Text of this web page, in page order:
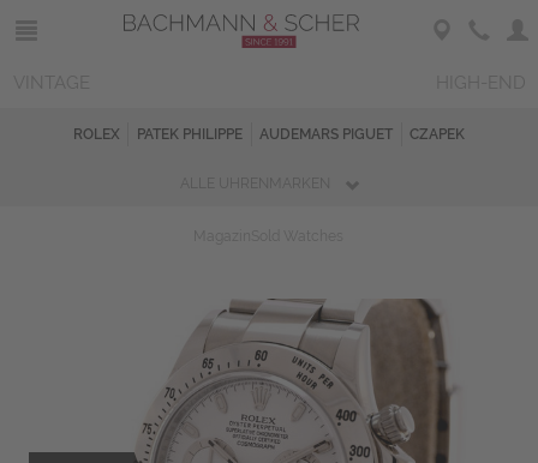
ROLEX PATEK PHILIPPE AUDEMARS PIGUET CZAPEK